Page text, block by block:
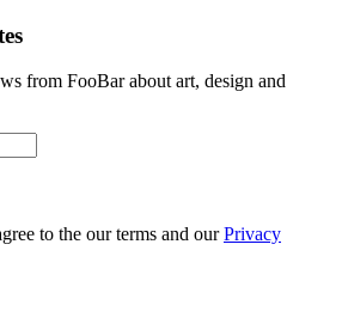
from FooBar about art, design and
to the our terms and ourPrivacy